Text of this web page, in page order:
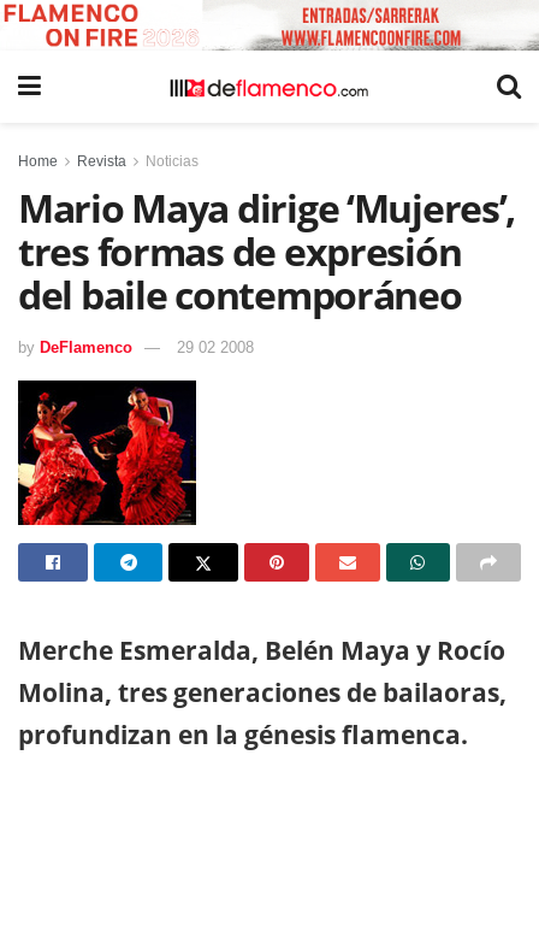
Home Revista Noticias
Mario Maya dirige ‘Mujeres’,
tres formas de expresión
del baile contemporáneo
by DeFlamenco 29 02 2008
Merche Esmeralda, Belén Maya y Rocío
Molina, tres generaciones de bailaoras,
profundizan en la génesis flamenca.